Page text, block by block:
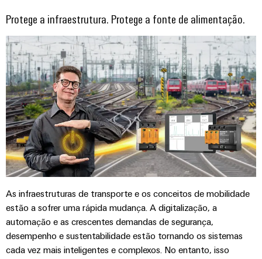
água
resíduos
modificadas
e
equipadas
Conjuntos
de
cabos
personalizados
Inovações de
produtos
Conectividade
prática para o
seu setor.
Nossas
Protege a infraestrutura. Protege a fonte de alimentação.
As infraestruturas de transporte e os conceitos de mobilidade
estão a sofrer uma rápida mudança. A digitalização, a
automação e as crescentes demandas de segurança,
desempenho e sustentabilidade estão tornando os sistemas
cada vez mais inteligentes e complexos. No entanto, isso